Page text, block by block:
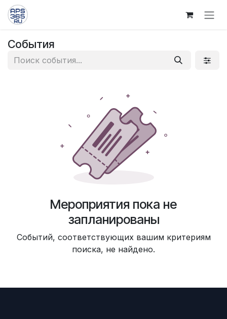
Skip to Content
События
Мероприятия пока не
запланированы
Событий, соответствующих вашим критериям
поиска, не найдено.